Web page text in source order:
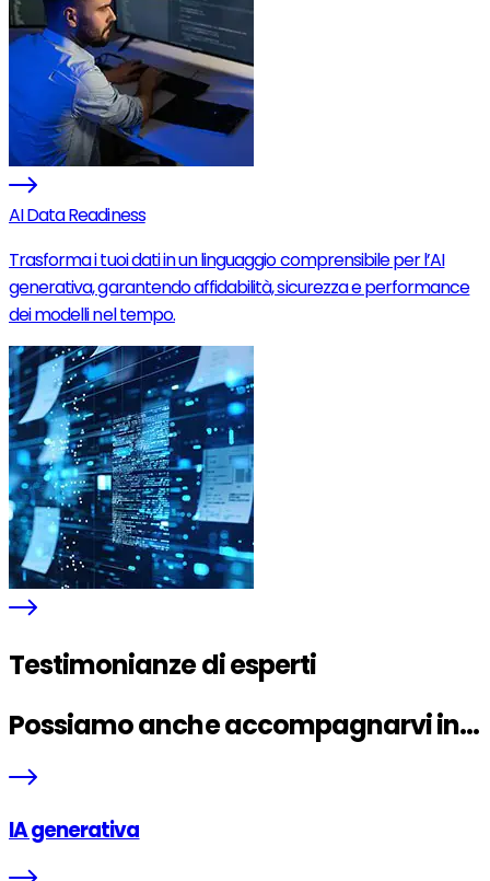
AI Data Readiness
Trasforma i tuoi dati in un linguaggio comprensibile per l’AI
generativa, garantendo affidabilità, sicurezza e performance
dei modelli nel tempo.
Testimonianze di esperti
Possiamo anche accompagnarvi in...
IA generativa